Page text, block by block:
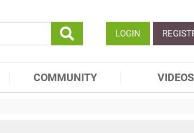
LOGIN
COMMUNITY VIDEOS